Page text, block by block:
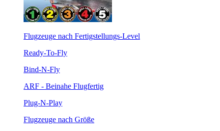
Flugzeuge nach Fertigstellungs-Level
Ready-To-Fly
Bind-N-Fly
ARF - Beinahe Flugfertig
Plug-N-Play
Flugzeuge nach Größe